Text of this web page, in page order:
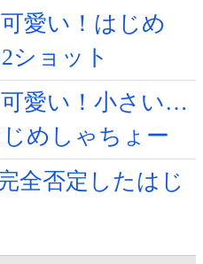
愛い！はじめ
ショット
可愛い！小さい…
めしゃちょー
全否定したはじ